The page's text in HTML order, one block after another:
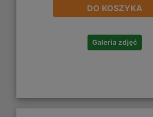
DO KOSZYKA
Galeria zdjęć